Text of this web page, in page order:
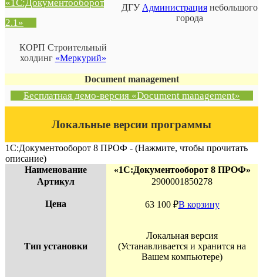
«1С:Документооборот
2.1»
КОРП Строительный
холдинг «Меркурий»
ДГУ Администрация небольшого
города
Document management
Бесплатная демо-версия «Document management»
Локальные версии программы
1С:Документооборот 8 ПРОФ - (Нажмите, чтобы прочитать
описание)
Наименование
«1С:Документооборот 8 ПРОФ»
Артикул
2900001850278
Цена 63 100 ₽В корзину
Тип установки
Локальная версия
(Устанавливается и хранится на
Вашем компьютере)